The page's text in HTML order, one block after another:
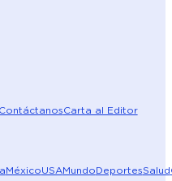
ContáctanosCarta al Editor
MéxicoUSAMundoDeportesSalud